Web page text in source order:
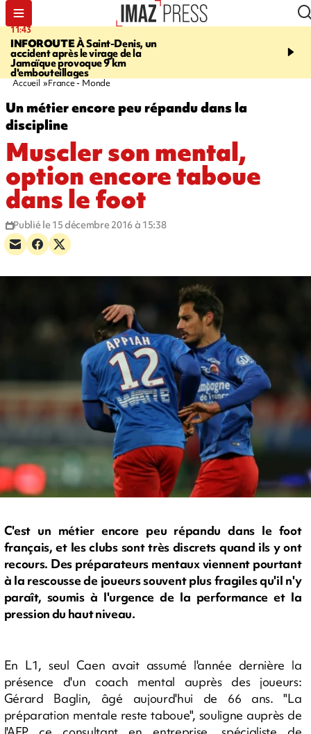
11:43
INFOROUTEÀ Saint-Denis, un
accident après le virage de la
Jamaïque provoque 9 km
d'embouteillages
16:35
gendarmes évacuent
Accueil France - Monde
Un métier encore peu répandu dans la
discipline
Muscler son mental,
option encore taboue
dans le foot
Publié le 15 décembre 2016 à 15:38
C'est un métier encore peu répandu dans le foot
français, et les clubs sont très discrets quand ils y ont
recours. Des préparateurs mentaux viennent pourtant
à la rescousse de joueurs souvent plus fragiles qu'il n'y
paraît, soumis à l'urgence de la performance et la
pression du haut niveau.
En L1, seul Caen avait assumé l'année dernière la
présence d'un coach mental auprès des joueurs:
Gérard Baglin, âgé aujourd'hui de 66 ans. "La
préparation mentale reste taboue", souligne auprès de